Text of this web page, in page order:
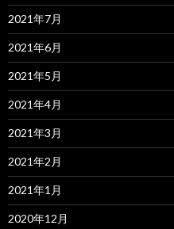
2021年7月
2021年6月
2021年5月
2021年4月
2021年3月
2021年2月
2021年1月
2020年12月